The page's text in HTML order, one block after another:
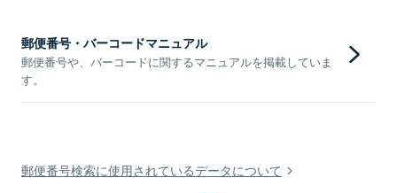
郵便番号・バーコードマニュアル
郵便番号や、バーコードに関するマニュアルを掲載していま
す。
郵便番号検索に使用されているデータについて